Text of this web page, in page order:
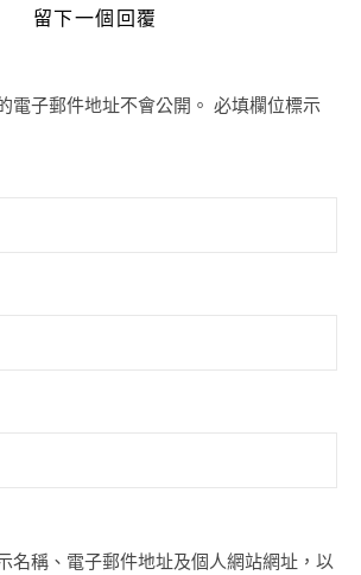
留下一個回覆
電子郵件地址不會公開。 必填欄位標示
名稱、電子郵件地址及個人網站網址，以